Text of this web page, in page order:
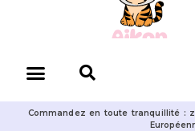
Commandez en toute tranquillité :